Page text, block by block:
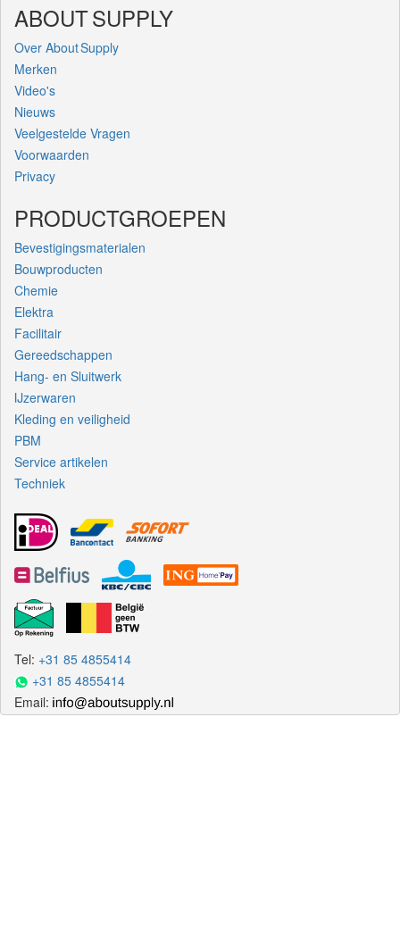
ABOUT SUPPLY
Over About Supply
Merken
Video's
Nieuws
Veelgestelde Vragen
Voorwaarden
Privacy
PRODUCTGROEPEN
Bevestigingsmaterialen
Bouwproducten
Chemie
Elektra
Facilitair
Gereedschappen
Hang- en Sluitwerk
IJzerwaren
Kleding en veiligheid
PBM
Service artikelen
Techniek
Tel: +31 85 4855414
+31 85 4855414
Email: